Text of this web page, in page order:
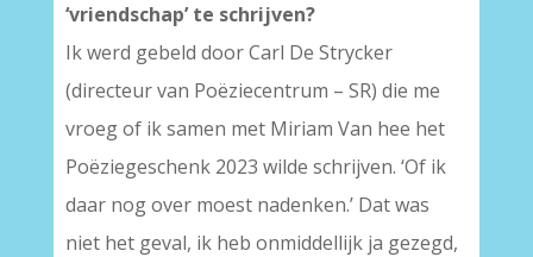
‘vriendschap’ te schrijven?
Ik werd gebeld door Carl De Strycker
(directeur van Poëziecentrum – SR) die me
vroeg of ik samen met Miriam Van hee het
Poëziegeschenk 2023 wilde schrijven. ‘Of ik
daar nog over moest nadenken.’ Dat was
niet het geval, ik heb onmiddellijk ja gezegd,